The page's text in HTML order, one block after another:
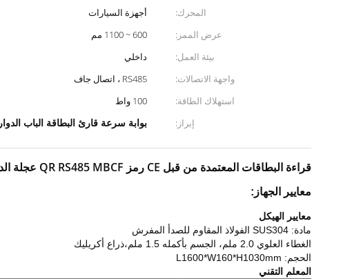
المحرك: أجهزة السيارات
عرض الممر:
600 ~ 1100 مم
بيئة العمل:
داخلي
واجهة الاتصالات:
RS485 ، اتصال جاف
استهلاك الطاقة:
100 واط
إبراز:
بوابة سرعة قارئ البطاقة الباب الدوار
قراءة البطاقات المعتمدة من قبل CE رمز QR RS485 MBCF عجلة الدوران مع محرك سيرفو
معايير الجهاز:
معايير الهيكل
مادة: SUS304 الفولاذ المقاوم للصدأ المفرش
الغطاء العلوي 2.0 ملم، الجسم بأكمله 1.5 ملم،
ذراع أكريليك
الحجم: L1600*W160*H1030mm
المعلم التقني